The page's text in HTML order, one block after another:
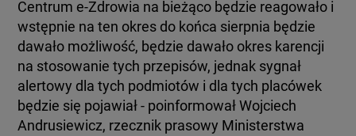
Centrum e-Zdrowia na bieżąco będzie reagowało i
wstępnie na ten okres do końca sierpnia będzie
dawało możliwość, będzie dawało okres karencji
na stosowanie tych przepisów, jednak sygnał
alertowy dla tych podmiotów i dla tych placówek
będzie się pojawiał - poinformował Wojciech
Andrusiewicz, rzecznik prasowy Ministerstwa